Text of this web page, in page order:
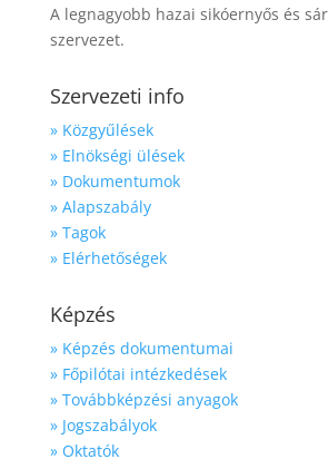
A legnagyobb hazai sikóernyős és
szervezet.
Szervezeti info
» Közgyűlések
» Elnökségi ülések
» Dokumentumok
» Alapszabály
» Tagok
» Elérhetőségek
Képzés
» Képzés dokumentumai
» Főpilótai intézkedések
» Továbbképzési anyagok
» Jogszabályok
» Oktatók